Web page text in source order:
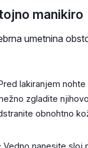
manikiro
umetnina
lakiranjem
zgladite
obnohtno